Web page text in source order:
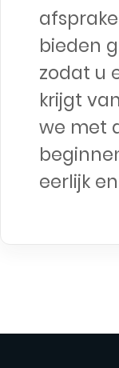
bieden
zodat u
krijgt
we met
eerlijk